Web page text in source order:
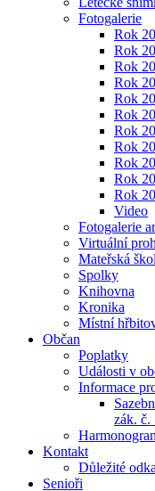
Fotogalerie
Rok
Rok
Rok
Rok
Rok
Rok
Rok
Rok
Rok
Rok
Rok
Video
Fotogalerie
Virtuální
Mateřská
Spolky
Knihovna
Kronika
Místní
Občan
Poplatky
Události v
Informace
zák. č.
Kontakt
Důležité
Senioři